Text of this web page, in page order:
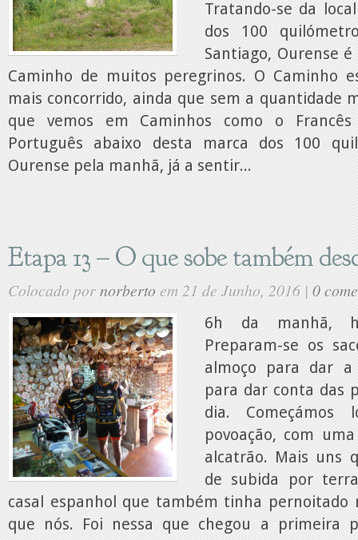
Tratando-se da
dos 100
Santiago, Ourense
Caminho de muitos peregrinos. O Caminho
mais concorrido, ainda que sem a quantidade
que vemos em Caminhos como o
Português abaixo desta marca dos 100
Ourense pela manhã, já a sentir...
Etapa 13 – O que sobe também
Colocado pornorberto em 21 de Junho, 2016 | 0
6h da manhã,
Preparam-se os
almoço para dar a
para dar conta das
dia.
povoação, com
alcatrão. Mais uns
de subida por
casal espanhol que também tinha pernoitado
que nós. Foi nessa que chegou a primeira